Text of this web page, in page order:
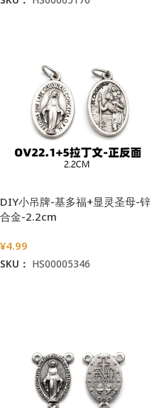
DIY小吊牌-基多福+显灵圣母-锌
合金-2.2cm
¥4.99
SKU： HS00005346